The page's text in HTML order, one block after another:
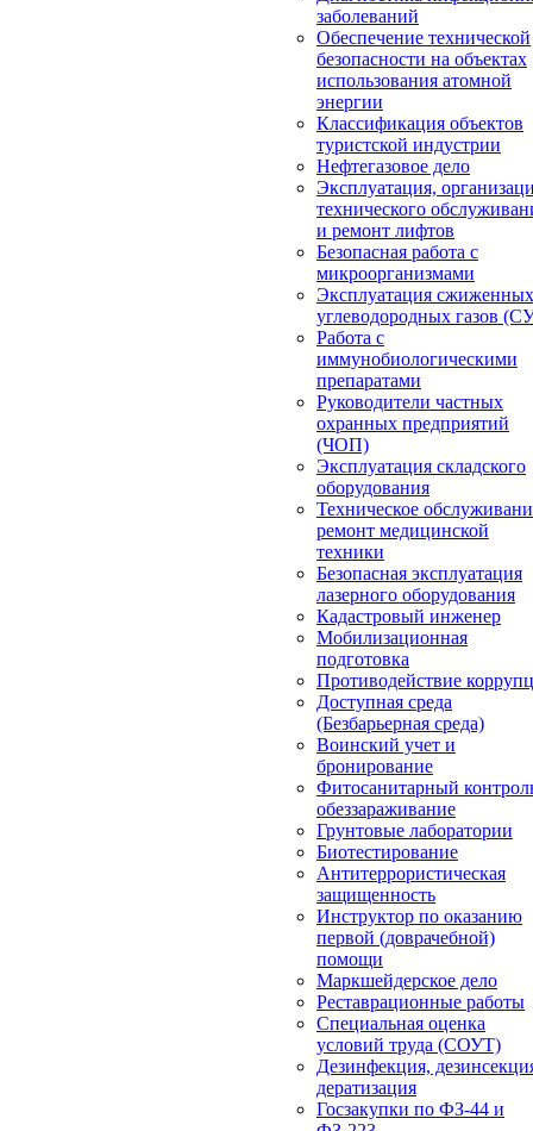
заболеваний
Обеспечение технической
безопасности на объектах
использования атомной
энергии
Классификация объектов
туристской индустрии
Нефтегазовое дело
Эксплуатация,
технического
и ремонт лифтов
Безопасная работа с
микроорганизмами
Эксплуатация сжиженных
углеводородных газов
Работа с
иммунобиологическими
препаратами
Руководители частных
охранных предприятий
(ЧОП)
Эксплуатация складского
оборудования
Техническое
ремонт медицинской
техники
Безопасная эксплуатация
лазерного оборудования
Кадастровый инженер
Мобилизационная
подготовка
Противодействие
Доступная среда
(Безбарьерная среда)
Воинский учет и
бронирование
Фитосанитарный
обеззараживание
Грунтовые лаборатории
Биотестирование
Антитеррористическая
защищенность
Инструктор по оказанию
первой (доврачебной)
помощи
Маркшейдерское дело
Реставрационные работы
Специальная оценка
условий труда (СОУТ)
Дезинфекция,
дератизация
Госзакупки по ФЗ-44 и